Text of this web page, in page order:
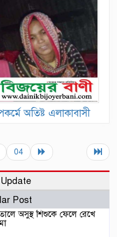
অতিষ্ট এলাকাবাসী
04
Post
অসুস্থ শিশুকে ফেলে রেখে